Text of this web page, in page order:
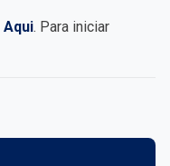
Aqui. Para iniciar